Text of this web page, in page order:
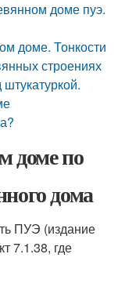
доме пуэ.
доме. Тонкости
строениях
доме по
дома
ПУЭ (издание
7.1.38, где